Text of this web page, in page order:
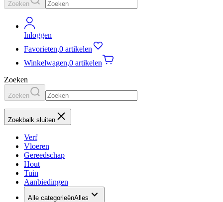
Zoeken
Inloggen
Favorieten,0 artikelen
Winkelwagen,0 artikelen
Zoeken
Zoeken
Zoekbalk sluiten
Verf
Vloeren
Gereedschap
Hout
Tuin
Aanbiedingen
Alle categorieënAlles